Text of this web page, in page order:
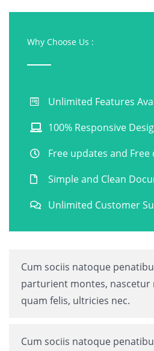
Why Choose Us :
Unlimited Features
100% Responsive
Free updates and Free
Simple and Clean
Unlimited Customer
Cum sociis natoque
parturient montes, nascetur
quam felis, ultricies nec.
Cum sociis natoque